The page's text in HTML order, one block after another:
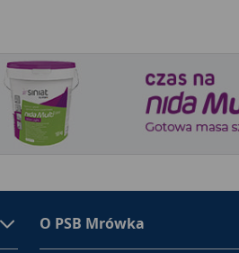
O PSB Mrówka